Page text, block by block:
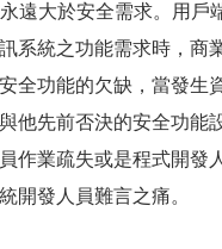
遠大於安全需求。用戶
系統之功能需求時，商
全功能的欠缺，當發生
他先前否決的安全功能
作業疏失或是程式開發
開發人員難言之痛。